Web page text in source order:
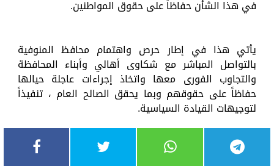
في هذا الشأن حفاظاً على حقوق المواطنين.
يأتي هذا في إطار حرص واهتمام محافظ المنوفية
بالتواصل المباشر مع شكاوى أهالي وأبناء المحافظة
والتجاوب الفورى معها واتخاذ إجراءات عاجلة حيالها
حفاظاً على حقوقهم وبما يحقق الصالح العام ، تنفيذاً
لتوجيهات القيادة السياسية.